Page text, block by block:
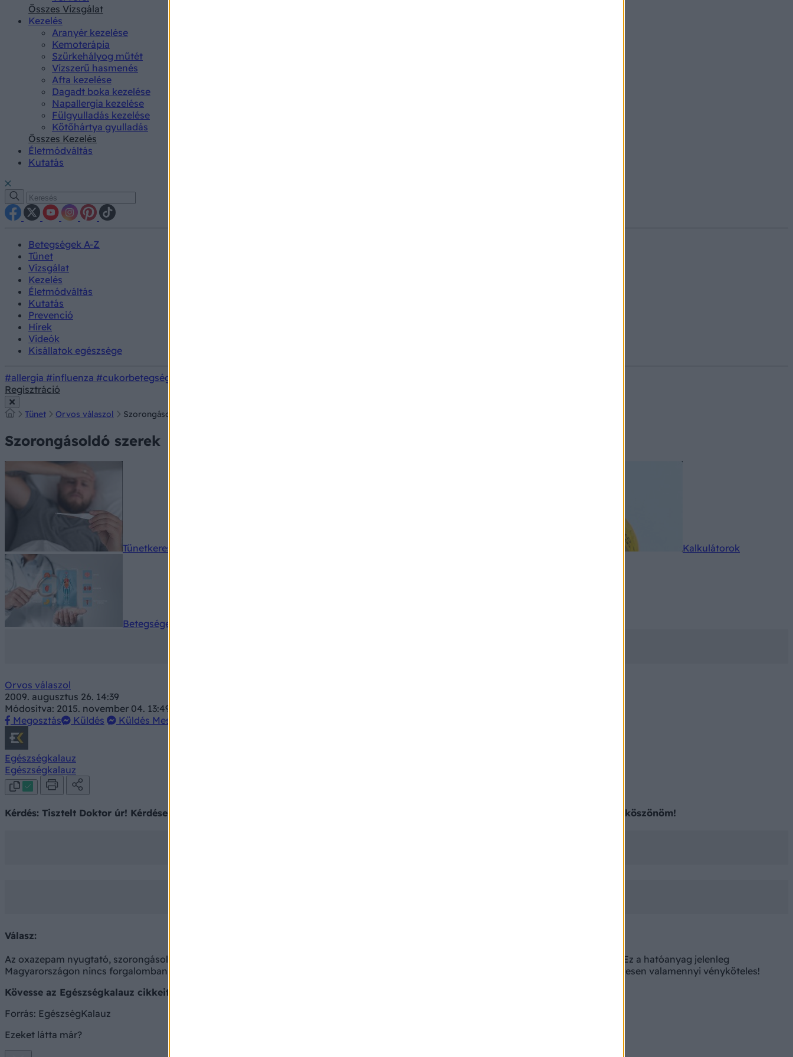
Összes Vizsgálat
Kezelés
Aranyér kezelése
Kemoterápia
Szürkehályog műtét
Vízszerű hasmenés
Afta kezelése
Dagadt boka kezelése
Napallergia kezelése
Fülgyulladás kezelése
Kötőhártya gyulladás
Összes Kezelés
Életmódváltás
Kutatás
Betegségek A-Z
Tünet
Vizsgálat
Kezelés
Életmódváltás
Kutatás
Prevenció
Hírek
Videók
Kisállatok egészsége
#allergia #influenza #cukorbetegség
Regisztráció
Tünet Orvos válaszol Szorongásoldó szerek
Szorongásoldó szerek
Tünetkereső Kalkulátorok
Betegségek A-Z
Orvos válaszol
2009. augusztus 26. 14:39
Módosítva: 2015. november 04. 13:49
Megosztás
Küldés Küldés Messengeren
Egészségkalauz
Egészségkalauz
Kérdés: Tisztelt Doktor úr! Kérdésem az lenne, hogy milyen betegséget lehet gyógyítani az oxazepam nevű gyógyszerrel? Válaszát köszönöm!
Válasz:
Az oxazepam nyugtató, szorongásoldó gyógyszer, melyet a szorongásos kórképekben (régebbi nevükön neurózisokban) rendel az orvos. Ez a hatóanyag jelenleg
Magyarországon nincs forgalomban, de mellette számos, hatásában és összetételében nagyon sok hasonló gyógyszer kapható. Természetesen valamennyi vényköteles!
Kövesse az Egészségkalauz cikkeit a
Forrás: EgészségKalauz
Ezeket látta már?